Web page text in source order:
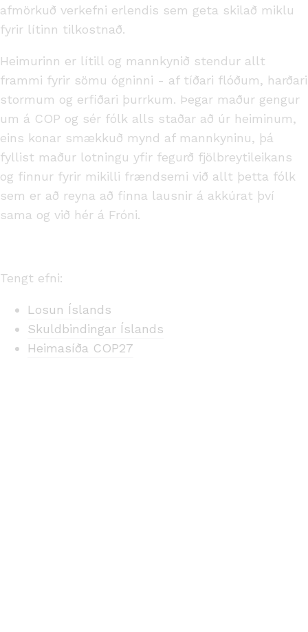
afmörkuð verkefni erlendis sem geta skilað miklu
fyrir lítinn tilkostnað.
Heimurinn er lítill og mannkynið stendur allt
frammi fyrir sömu ógninni - af tíðari flóðum, harðari
stormum og erfiðari þurrkum. Þegar maður gengur
um á COP og sér fólk alls staðar að úr heiminum,
eins konar smækkuð mynd af mannkyninu, þá
fyllist maður lotningu yfir fegurð fjölbreytileikans
og finnur fyrir mikilli frændsemi við allt þetta fólk
sem er að reyna að finna lausnir á akkúrat því
sama og við hér á Fróni.
Tengt efni:
Losun Íslands
Skuldbindingar Íslands
Heimasíða COP27